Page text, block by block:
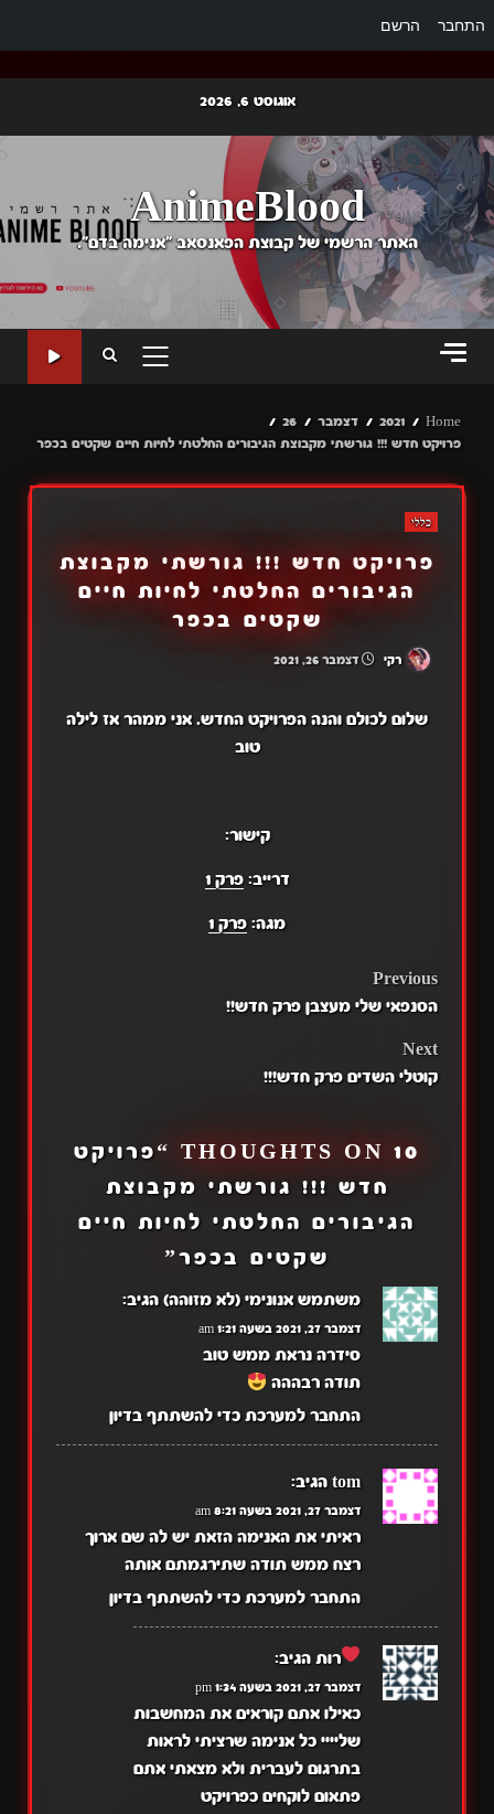
התחבר הרשם
content
אוגוסט 6, 2026
AnimeBlood
האתר הרשמי של קבוצת הפאנסאב "אנימה בדם".
PRIMARY
Home
2021 דצמבר
26
פרויקט חדש !!! גורשתי מקבוצת הגיבורים החלטתי לחיות חיים שקטים בכפר
כללי
פרויקט חדש !!! גורשתי מקבוצת
הגיבורים החלטתי לחיות חיים
שקטים בכפר
רקי דצמבר 26, 2021
שלום לכולם והנה הפרויקט החדש. אני ממהר אז לילה
טוב
קישור:
דרייב:פרק 1
מגה: פרק 1
POST
Previous
הסנפאי שלי מעצבן פרק חדש!!
Next
קוטלי השדים פרק חדש!!!
10 THOUGHTS ON “
פרויקט
חדש !!! גורשתי מקבוצת
הגיבורים החלטתי לחיות חיים
שקטים בכפר ”
משתמש אנונימי (לא מזוהה) הגיב:
דצמבר 27, 2021 בשעה 1:21 am
סידרה נראת ממש טוב
תודה רבההה
התחבר למערכת כדי להשתתף בדיון
tom הגיב:
דצמבר 27, 2021 בשעה 8:21 am
ראיתי את האנימה הזאת יש לה שם ארוך
רצח ממש תודה שתירגמתם אותה
התחבר למערכת כדי להשתתף בדיון
רות הגיב:
דצמבר 27, 2021 בשעה 1:34 pm
כאילו אתם קוראים את המחשבות
שליייי כל אנימה שרציתי לראות
בתרגום לעברית ולא מצאתי אתם
פתאום לוקחים כפרויקט